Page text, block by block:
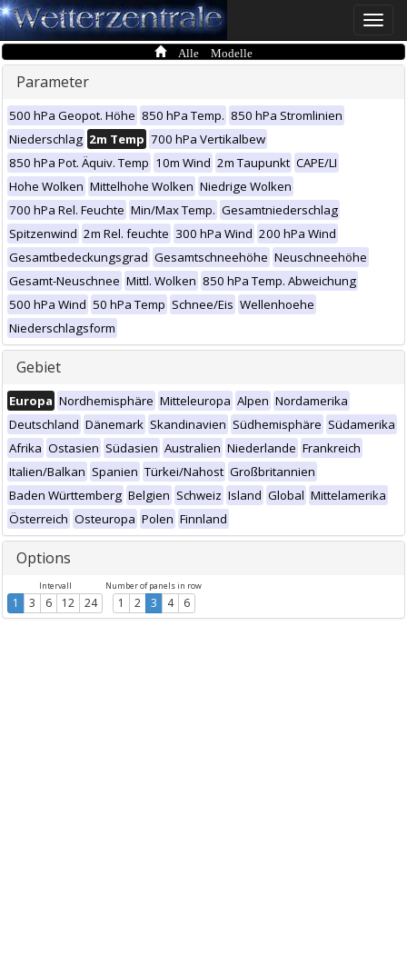
Toggle
Alle Modelle
Parameter
500 hPa Geopot. Höhe 850 hPa Temp. 850 hPa Stromlinien
Niederschlag 2m Temp 700 hPa Vertikalbew
850 hPa Pot. Äquiv. Temp 10m Wind 2m Taupunkt CAPE/LI
Hohe Wolken Mittelhohe Wolken Niedrige Wolken
700 hPa Rel. Feuchte Min/Max Temp. Gesamtniederschlag
Spitzenwind 2m Rel. feuchte 300 hPa Wind 200 hPa Wind
Gesamtbedeckungsgrad Gesamtschneehöhe Neuschneehöhe
Gesamt-Neuschnee Mittl. Wolken 850 hPa Temp. Abweichung
500 hPa Wind 50 hPa Temp Schnee/Eis Wellenhoehe
Niederschlagsform
Gebiet
Europa Nordhemisphäre Mitteleuropa Alpen Nordamerika
Deutschland Dänemark Skandinavien Südhemisphäre Südamerika
Afrika Ostasien Südasien Australien Niederlande Frankreich
Italien/Balkan Spanien Türkei/Nahost Großbritannien
Baden Württemberg Belgien Schweiz Island Global Mittelamerika
Österreich Osteuropa Polen Finnland
Options
Intervall
1 3 6 12 24
Number of panels in row
1 2 3 4 6